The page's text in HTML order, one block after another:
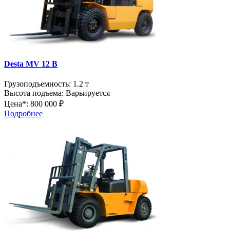
Desta MV 12 B
Грузоподъемность: 1.2 т
Высота подъема: Варьируется
Цена*: 800 000 ₽
Подробнее